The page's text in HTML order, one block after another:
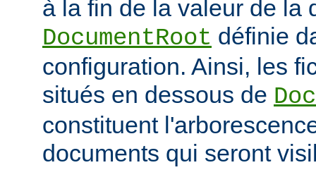
à la fin de la valeur de la
DocumentRoot définie
configuration. Ainsi, les
situés en dessous de
constituent
documents qui seront